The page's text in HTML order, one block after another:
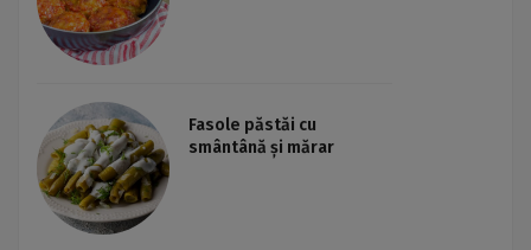
Fasole păstăi cu
smântână și mărar